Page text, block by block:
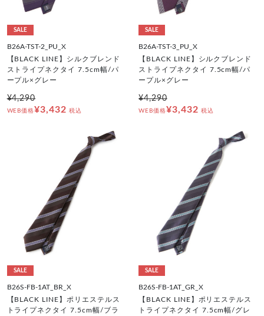
SALE
B26A-TST-2_PU_X
【BLACK LINE】シルクブレンド
ストライプネクタイ 7.5cm幅/パ
ープル×グレー
¥4,290
WEB価格¥3,432 税込
SALE
B26A-TST-3_PU_X
【BLACK LINE】シルクブレンド
ストライプネクタイ 7.5cm幅/パ
ープル×グレー
¥4,290
WEB価格¥3,432 税込
SALE
B26S-FB-1AT_BR_X
【BLACK LINE】ポリエステルス
トライプネクタイ 7.5cm幅/ブラ
SALE
B26S-FB-1AT_GR_X
【BLACK LINE】ポリエステルス
トライプネクタイ 7.5cm幅/グレ